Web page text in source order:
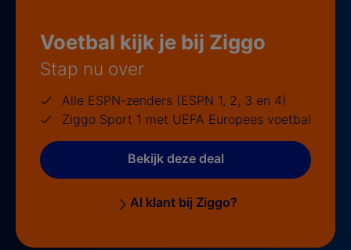
Voetbal kijk je bij Ziggo
Stap nu over
Alle ESPN-zenders (ESPN 1, 2, 3 en 4)
Ziggo Sport 1 met UEFA Europees voetbal
Bekijk deze deal
Al klant bij Ziggo?